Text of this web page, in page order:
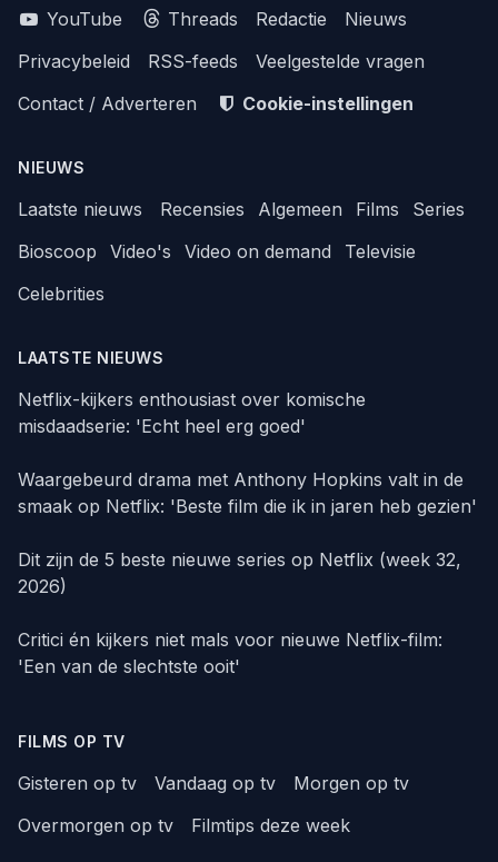
YouTube
Threads Redactie
Nieuws
Privacybeleid
RSS-feeds
Veelgestelde vragen
Contact / Adverteren
Cookie-instellingen
NIEUWS
Laatste nieuws Recensies Algemeen Films
Series
Bioscoop
Video's Video on demand
Televisie
Celebrities
LAATSTE NIEUWS
Netflix-kijkers enthousiast over komische
misdaadserie: 'Echt heel erg goed'
Waargebeurd drama met Anthony Hopkins valt in de
smaak op Netflix: 'Beste film die ik in jaren heb gezien'
Dit zijn de 5 beste nieuwe series op Netflix (week 32,
2026)
Critici én kijkers niet mals voor nieuwe Netflix-film:
'Een van de slechtste ooit'
FILMS OP TV
Gisteren op tv Vandaag op tv
Morgen op tv
Overmorgen op tv
Filmtips deze week